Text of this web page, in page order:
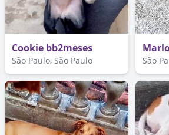
Cookie bb2meses
São Paulo, São Paulo São